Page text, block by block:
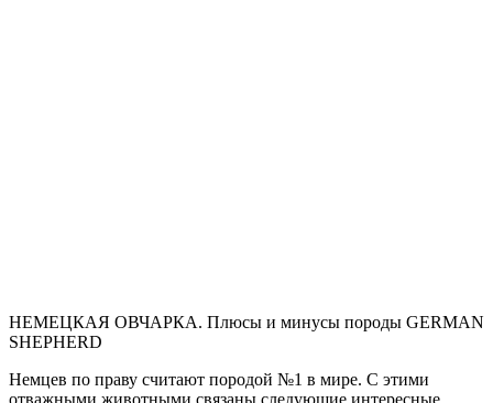
НЕМЕЦКАЯ ОВЧАРКА. Плюсы и минусы породы GERMAN
SHEPHERD
Немцев по праву считают породой №1 в мире. С этими
отважными животными связаны следующие интересные